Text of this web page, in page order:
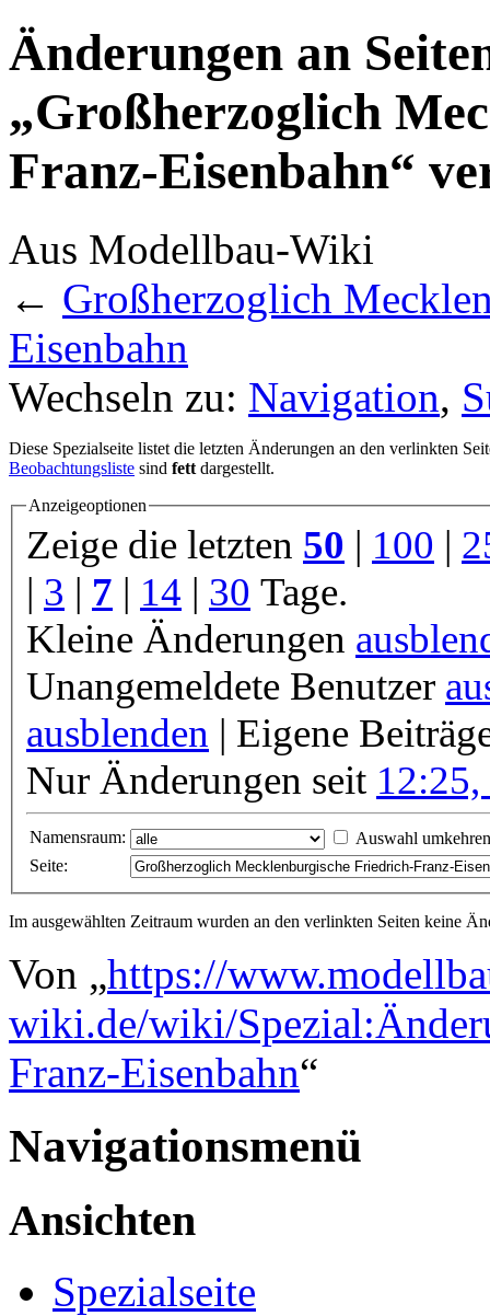
Änderungen an
„Großherzoglich
Franz-Eisenbahn“
Aus Modellbau-Wiki
← Großherzoglich
Eisenbahn
Wechseln zu: Navigation,
Diese Spezialseite listet die letzten Änderungen an den verlinkten
Beobachtungsliste sind fett dargestellt.
Anzeigeoptionen
Zeige die letzten 50 | 100 |
| 3 | 7 | 14 | 30 Tage.
Kleine Änderungen
Unangemeldete Benutzer
ausblenden | Eigene
Nur Änderungen seit
Namensraum:
Auswahl umkehren
Seite:
Im ausgewählten Zeitraum wurden an den verlinkten Seiten keine
Von „https://
wiki.de/wiki/
Franz-Eisenbahn“
Navigationsmenü
Ansichten
Spezialseite